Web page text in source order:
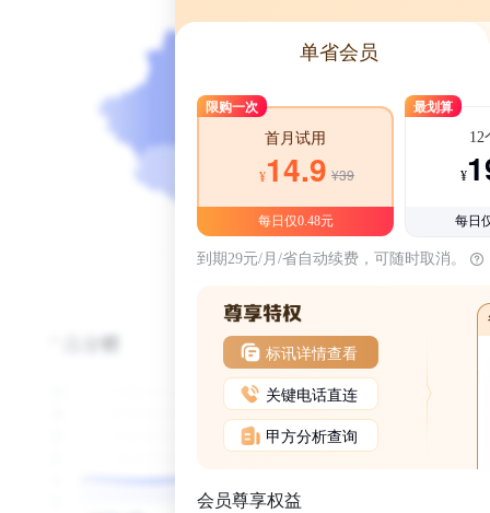
单省会员
限购一次
首月试用
¥14.9 ¥39
每日仅0.48元
最划算
12
¥
每日
到期29元/月/省自动续费，可随时取消。
标讯详情查看
关键电话直连
甲方分析查询
会员尊享权益